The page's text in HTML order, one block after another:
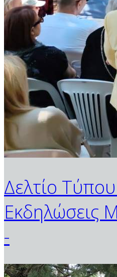
Δελτίο
Εκδηλώσεις
-